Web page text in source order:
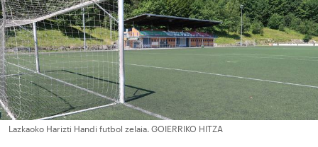
Lazkaoko Harizti Handi futbol zelaia. GOIERRIKO HITZA